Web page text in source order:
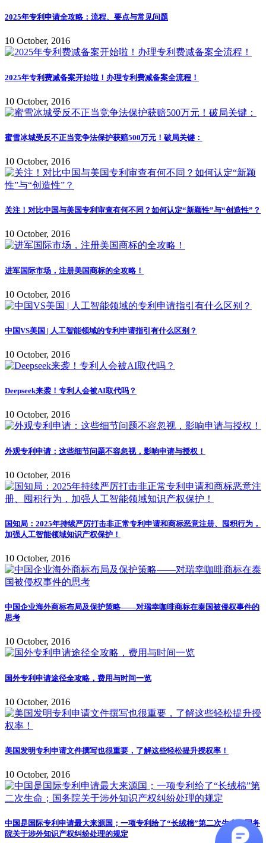
2025年专利申请全攻略：流程、要点与常见问题
10 October, 2016
2025年专利费减备案开始啦！办理专利费减备案全流程！
10 October, 2016
蜜雪冰城受反不正当竞争法保护获赔500万元！破局关键：
10 October, 2016
关注！对比中国与美国专利审查有何不同？如何认定“新颖性”与“创造性”？
10 October, 2016
进军国际市场，注册美国商标的全攻略！
10 October, 2016
中国VS美国 | 人工智能领域的专利申请指引有什么区别？
10 October, 2016
Deepseek来袭！专利人会被AI取代吗？
10 October, 2016
外观专利申请：这些细节问题不容忽视，影响申请与授权！
10 October, 2016
国知局：2025年持续严厉打击非正常专利申请和商标恶意注册、囤积行为，
加强人工智能领域知识产权保护！
10 October, 2016
中国企业海外商标布局及保护策略——对瑞幸咖啡商标在泰国被侵权事件的
思考
10 October, 2016
国外专利申请途径全攻略，费用与时间一览
10 October, 2016
美国发明专利申请文件撰写也很重要，了解这些轻松提升授权率！
10 October, 2016
中国是国际专利申请最大来源国；一项专利给了“长绒棉”第二次生命；国务
院关于涉外知识产权纠纷处理的规定